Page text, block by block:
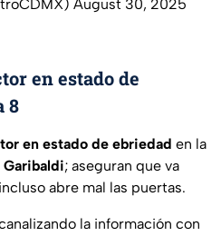
August 30, 2025
en estado de
8
en estado de ebriedad en la
Garibaldi; aseguran que va
abre mal las puertas.
la información con